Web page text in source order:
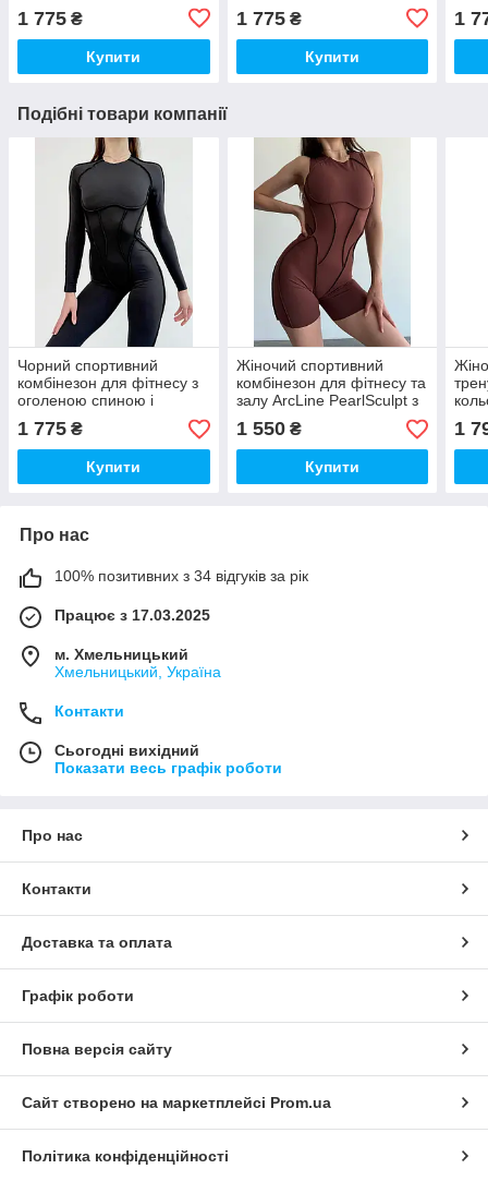
1 775 ₴
Купити
1 775₴
Купити
1
Подібні товари компанії
Чорний спортивний
комбінезон для фітнесу з
оголеною спиною і
довгими рукавами
1 775 ₴
Купити
Жіночий спортивний
комбінезон для фітнесу та
залу ArcLine PearlSculpt з
ефектом утяжки, колір
Шоколадний (Choco Burn)
1 550₴
Купити
1
Про нас
100% позитивних з 34 відгуків за рік
Працює з 17.03.2025
м. Хмельницький
Хмельницький, Україна
Контакти
Сьогодні вихідний
Показати весь графік роботи
Про нас
Контакти
Доставка та оплата
Графік роботи
Повна версія сайту
Сайт створено на маркетплейсі Prom.ua
Політика конфіденційності